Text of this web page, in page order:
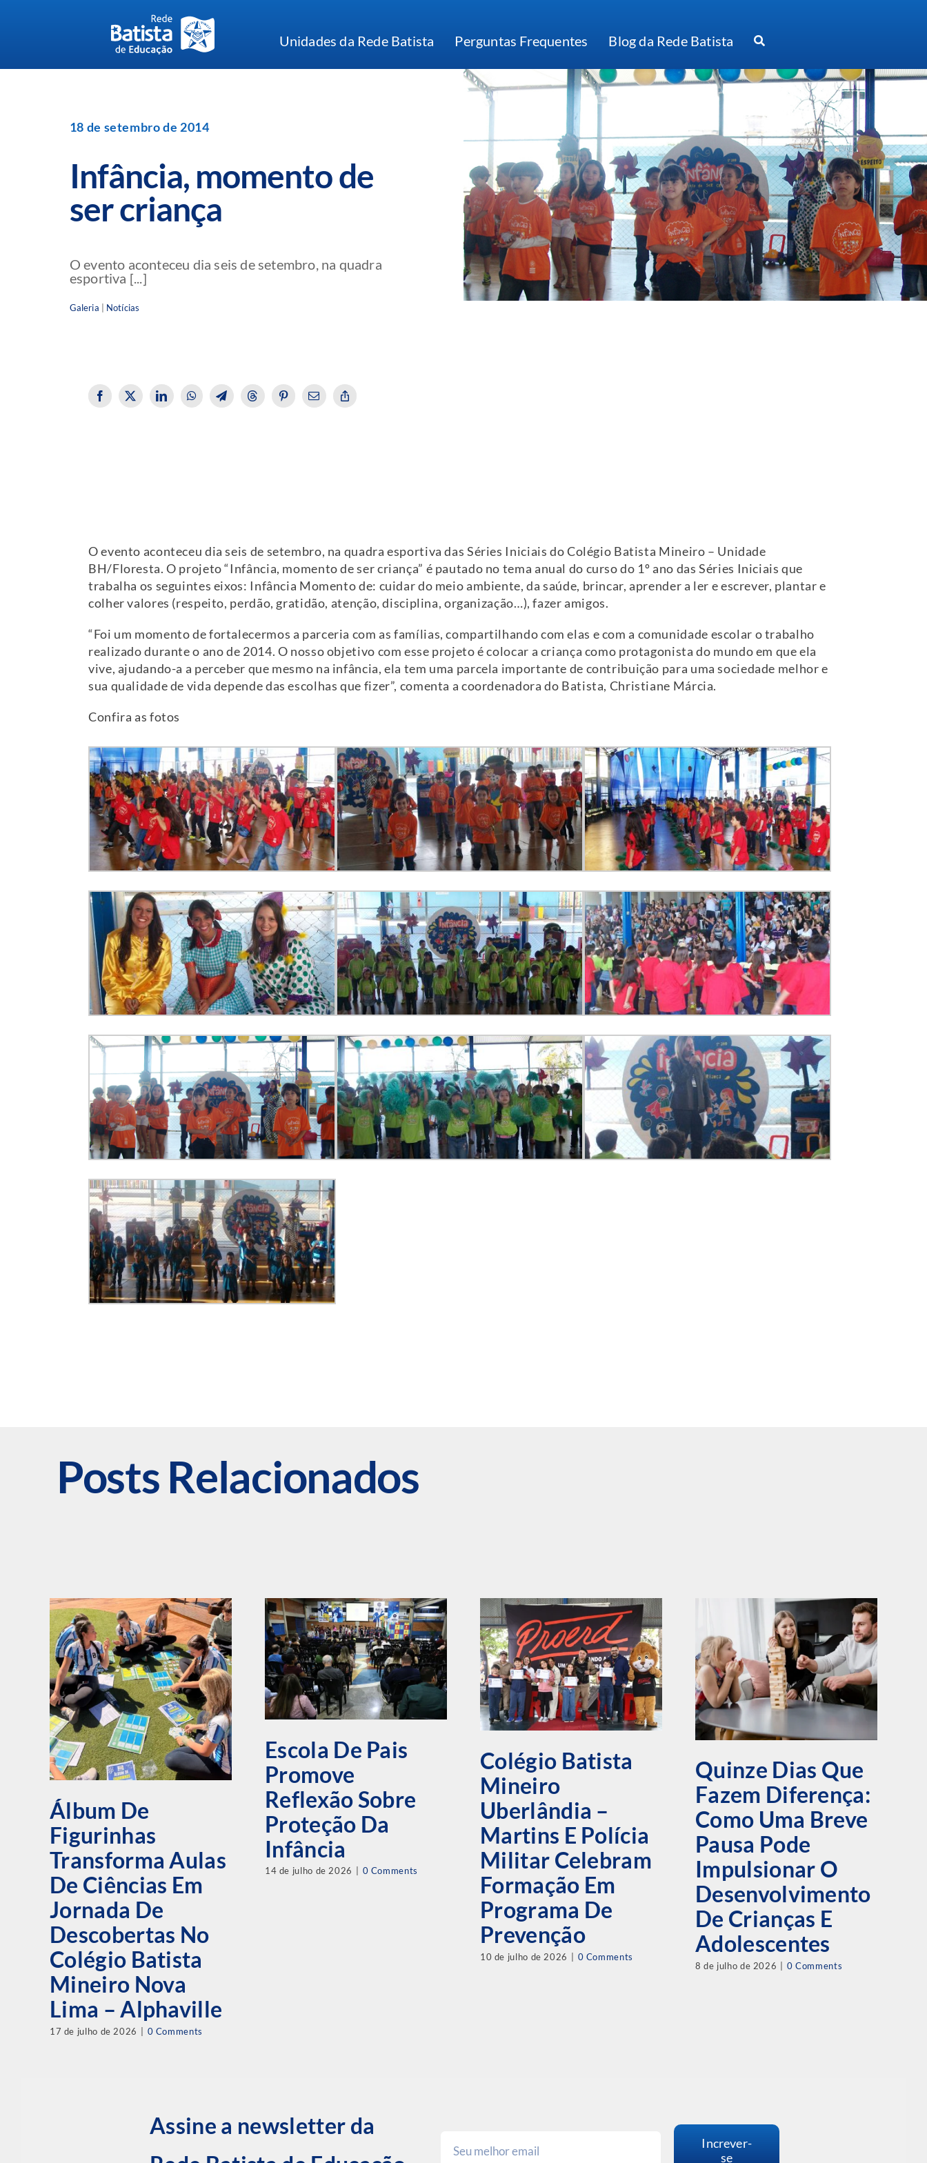
Unidades da Rede Batista Perguntas Frequentes Blog da Rede Batista
18 de setembro de 2014
Infância, momento de
ser criança
O evento aconteceu dia seis de setembro, na quadra
esportiva [...]
Galeria Notícias
O evento aconteceu dia seis de setembro, na quadra esportiva das Séries Iniciais do Colégio Batista Mineiro – Unidade
BH/Floresta. O projeto “Infância, momento de ser criança” é pautado no tema anual do curso do 1º ano das Séries Iniciais que
trabalha os seguintes eixos: Infância Momento de: cuidar do meio ambiente, da saúde, brincar, aprender a ler e escrever, plantar e
colher valores (respeito, perdão, gratidão, atenção, disciplina, organização…), fazer amigos.
“Foi um momento de fortalecermos a parceria com as famílias, compartilhando com elas e com a comunidade escolar o trabalho
realizado durante o ano de 2014. O nosso objetivo com esse projeto é colocar a criança como protagonista do mundo em que ela
vive, ajudando-a a perceber que mesmo na infância, ela tem uma parcela importante de contribuição para uma sociedade melhor e
sua qualidade de vida depende das escolhas que fizer”, comenta a coordenadora do Batista, Christiane Márcia.
Confira as fotos
Posts Relacionados
Álbum De
Figurinhas
Transforma Aulas
De Ciências Em
Jornada De
Descobertas No
Colégio Batista
Mineiro Nova
Lima – Alphaville
17 de julho de 2026 | 0 Comments
Escola De Pais
Promove
Reflexão Sobre
Proteção Da
Infância
14 de julho de 2026 0 Comments
Colégio Batista
Mineiro
Uberlândia –
Martins E Polícia
Militar Celebram
Formação Em
Programa De
Prevenção
10 de julho de 2026 | 0 Comments
Quinze Dias Que
Fazem Diferença:
Como Uma Breve
Pausa Pode
Impulsionar O
Desenvolvimento
De Crianças E
Adolescentes
8 de julho de 2026 0 Comments
Assine a newsletter da
Increver-
se